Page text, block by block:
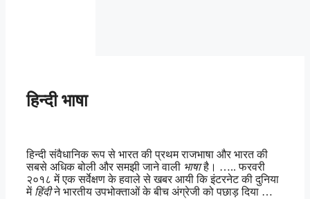
हिन्दी भाषा
हिन्दी संवैधानिक रूप से भारत की प्रथम राजभाषा और भारत की
सबसे अधिक बोली और समझी जाने वाली भाषाहै। ….. फरवरी
२०१८ में एक सर्वेक्षण के हवाले से खबर आयी कि इंटरनेट की दुनिया
में हिंदीने भारतीय उपभोक्ताओं के बीच अंग्रेजी को पछाड़ दिया …